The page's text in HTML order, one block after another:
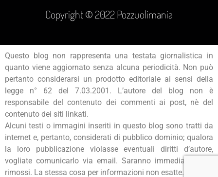
Copyright © 2022 Pozzuolimania
Questo blog non rappresenta una testata giornalistica in
quanto viene aggiornato senza alcuna periodicità. Non può
pertanto considerarsi un prodotto editoriale ai sensi della
legge n° 62 del 7.03.2001. L’autore del blog non è
responsabile del contenuto dei commenti ai post, nè del
contenuto dei siti linkati.
Alcuni testi o immagini inseriti in questo blog sono tratti da
internet e, pertanto, considerati di pubblico dominio; qualora
la loro pubblicazione violasse eventuali diritti d’autore,
vogliate comunicarlo via email. Saranno immediatamente
rimossi. La stessa cosa per informazioni non esatte.